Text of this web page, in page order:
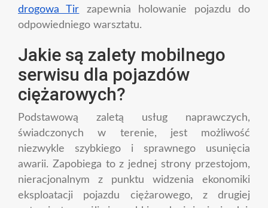
drogowa Tir zapewnia holowanie pojazdu do
odpowiedniego warsztatu.
Jakie są zalety mobilnego
serwisu dla pojazdów
ciężarowych?
Podstawową zaletą usług naprawczych,
świadczonych w terenie, jest możliwość
niezwykle szybkiego i sprawnego usunięcia
awarii. Zapobiega to z jednej strony przestojom,
nieracjonalnym z punktu widzenia ekonomiki
eksploatacji pojazdu ciężarowego, z drugiej